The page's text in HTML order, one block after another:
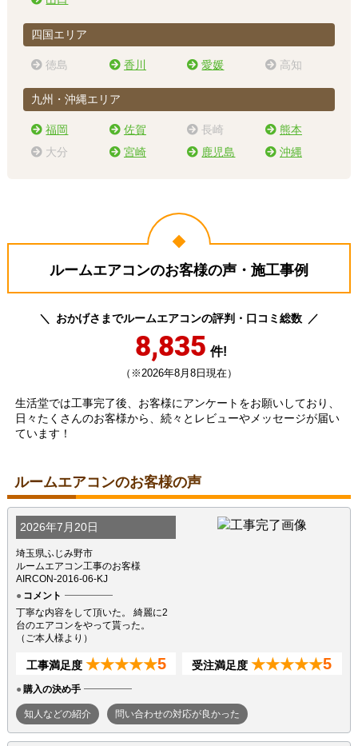
四国エリア
徳島 香川 愛媛 高知
九州・沖縄エリア
福岡 佐賀 長崎
熊本
大分
宮崎 鹿児島 沖縄
ルームエアコンのお客様の声・施工事例
おかげさまでルームエアコンの評判・口コミ総数
8,835 件!
（※2026年8月8日現在）
生活堂では工事完了後、お客様にアンケートをお願いしており、
日々たくさんのお客様から、続々とレビューやメッセージが届い
ています！
ルームエアコンのお客様の声
2026年7月20日
埼玉県ふじみ野市
ルームエアコン工事のお客様
AIRCON-2016-06-KJ
コメント
丁寧な内容をして頂いた。 綺麗に2
台のエアコンをやって貰った。
（ご本人様より）
工事満足度 ★★★★★5 受注満足度 ★★★★★5
購入の決め手
知人などの紹介 問い合わせの対応が良かった